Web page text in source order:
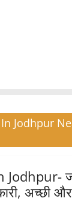
Jodhpur
अच्छी